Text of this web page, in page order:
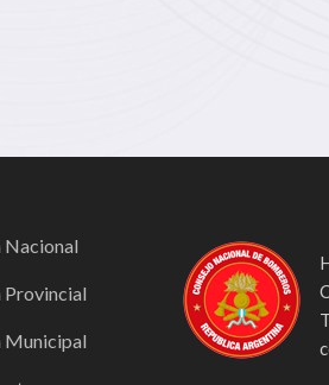
Nacional
Provincial
Municipal